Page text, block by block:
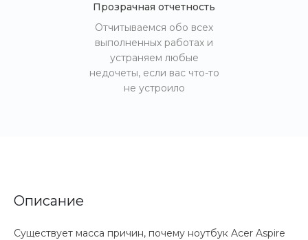
Прозрачная отчетность
Отчитываемся обо всех
выполненных работах и
устраняем любые
недочеты, если вас что-то
не устроило
Описание
Существует масса причин, почему ноутбук Acer Aspire